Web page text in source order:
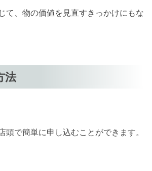
て、物の価値を見直すきっかけにもな
法
頭で簡単に申し込むことができます。